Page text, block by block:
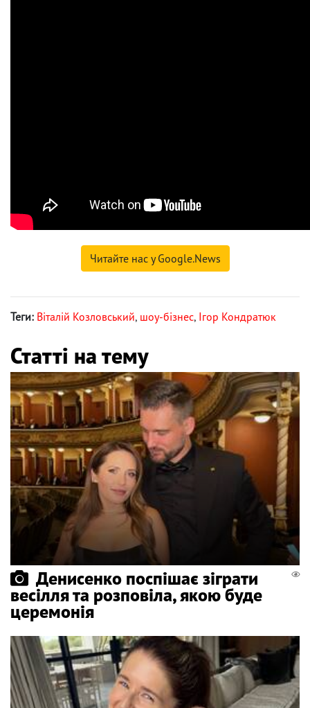
Читайте нас у Google.News
Теги: Віталій Козловський, шоу-бізнес, Ігор Кондратюк
Статті на тему
Денисенко поспішає зіграти
весілля та розповіла, якою буде
церемонія